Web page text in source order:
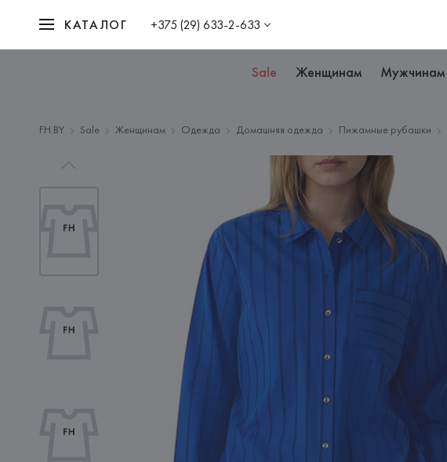
КАТАЛОГ +375 (29) 633-2-633
Sale Женщинам Мужчинам
FH.BY Sale Женщинам Одежда Домашняя одежда Пижамные рубашки